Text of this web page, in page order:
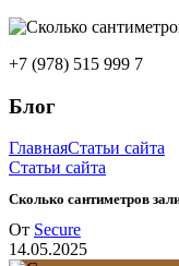
+7 (978) 515 999 7
Блог
ГлавнаяСтатьи сайта
Статьи сайта
Сколько сантиметров
От Secure
14.05.2025